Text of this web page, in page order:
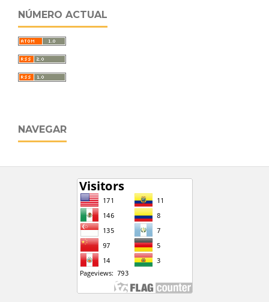
NÚMERO ACTUAL
NAVEGAR